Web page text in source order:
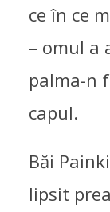
ce în ce
– omul a
palma-n
capul.
Băi
lipsit